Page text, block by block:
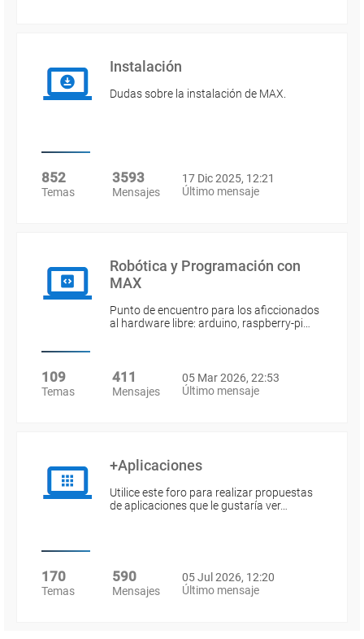
Instalación
Dudas sobre la instalación de MAX.
852
Temas
3593
Mensajes
17 Dic 2025, 12:21
Último mensaje
Robótica y Programación con
MAX
Punto de encuentro para los aficcionados
al hardware libre: arduino, raspberry-pi…
109
Temas
411
Mensajes
05 Mar 2026, 22:53
Último mensaje
+Aplicaciones
Utilice este foro para realizar propuestas
de aplicaciones que le gustaría ver…
170
Temas
590
Mensajes
05 Jul 2026, 12:20
Último mensaje